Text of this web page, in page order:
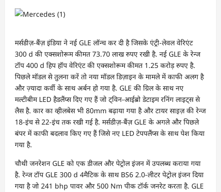
मर्सडीज़-बैंज़ इंडिया ने नई GLE लॉन्च कर दी है जिसके एंट्री-लेवल वेरिएंट
300 d की एक्सशोरूम कीमत 73.70 लाख रुपए रखी है. नई GLE के रेन्ज
टॉप 400 d हिप हॉप वेरिएंट की एक्सशोरूम कीमत 1.25 करोड़ रुपए है.
पिछले मॉडल से तुलना करें तो नया मॉडल डिज़ाइन के मामले में काफी अलग है
और ज़्यादा कर्वी के साथ अर्बन हो गया है. GLE की ग्रिल के साथ नए
मल्टीबीम LED हैडलैंप्स दिए गए हैं जो ट्विन-आईब्रो डेटाइम रनिंग लाइट्स से
लैस है. कार का व्हीलबेस भी 80mm बढ़ाया गया है और टायर साइज़ की रेन्ज
18-इंच से 22-इंच तक रखी गई है. मर्सडीज़-बैंज़ GLE के अगले और पिछले
बंपर में काफी बदलाव किए गए हैं जिसे नए LED टेपपलैंप्स के साथ पेश किया
गया है.
चौथी जनरेशन GLE को एक डीजल और पेट्रोल इंजन में उपलब्ध कराया गया
है. रेन्ज टॉप GLE 300 d 4मैटिक के साथ BS6 2.0-लीटर पेट्रोल इंजन दिया
गया है जो 241 bhp पावर और 500 Nm पीक टॉर्क जनरेट करता है. GLE